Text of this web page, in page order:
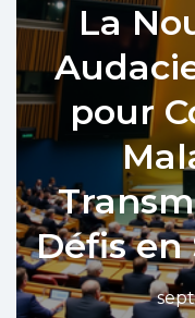
La
pour
Défis en